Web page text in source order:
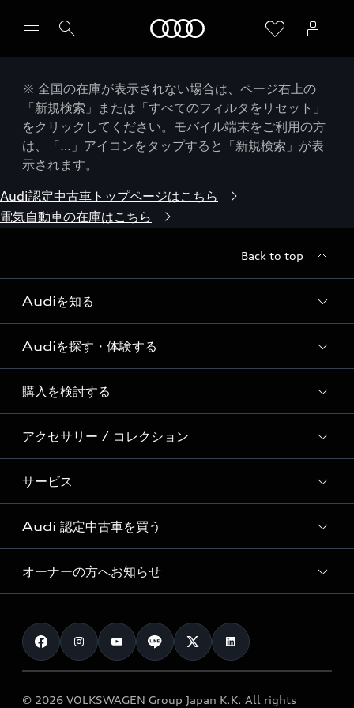
※ 全国の在庫が表示されない場合は、ページ右上の
「新規検索」または「すべてのフィルタをリセット」
をクリックしてください。モバイル端末をご利用の方
は、「…」アイコンをタップすると「新規検索」が表
示されます。
Audi認定中古車トップページはこちら
電気自動車の在庫はこちら
Back to top
Audiを知る
Audi ブランド
Story of Progress
Audi Sport
Formula 1®
デジタルサービス
Audiを探す・体験する
ディーラー検索
新車在庫検索
試乗車・展示車検索
見積り依頼
試乗予約
購入を検討する
モデル一覧
特別仕様モデル / 限定モデル
e-tronラインアップ
価格シミュレーション
車両比較
カタログ一覧
アクセサリー / コレクション
純正アクセサリー
オンラインショップ
Audi collection
アウディナビアプリ
サービス
サービス入庫予約
サービスプログラム
メンテナンス
車検 / 定期点検
e-tronアフターサポート
Audi 認定中古車を買う
Audi認定中古車
クオリティ
保証
メンテナンス
オーナーの方へお知らせ
お知らせ
オーナー様向けキャンペーン
© 2026 VOLKSWAGEN Group Japan K.K. All rights